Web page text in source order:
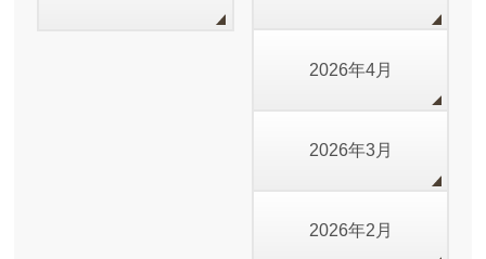
2026年4月
2026年3月
2026年2月